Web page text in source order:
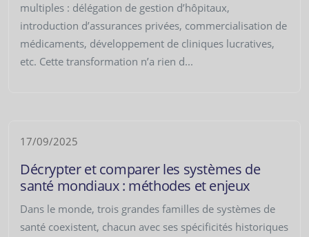
multiples : délégation de gestion d’hôpitaux,
introduction d’assurances privées, commercialisation de
médicaments, développement de cliniques lucratives,
etc. Cette transformation n’a rien d...
17/09/2025
Décrypter et comparer les systèmes de
santé mondiaux : méthodes et enjeux
Dans le monde, trois grandes familles de systèmes de
santé coexistent, chacun avec ses spécificités historiques